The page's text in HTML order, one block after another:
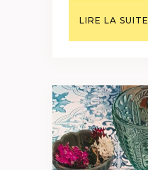
LIRE LA SUITE